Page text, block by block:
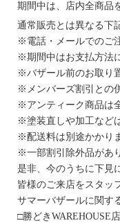
期間中は、店内全商品
通常販売とは異なる下
※電話・メールでのご
※期間中はお支払方法
※バザール前のお取り
※メンバーズ割引との
※アンティーク商品は
※塗装直しや加工など
※配送料は別途かかり
※一部割引除外品があ
是非、今のうちに下見
皆様のご来店をスタッ
サマーバザールに関す
□勝どきWAREHOUSE店